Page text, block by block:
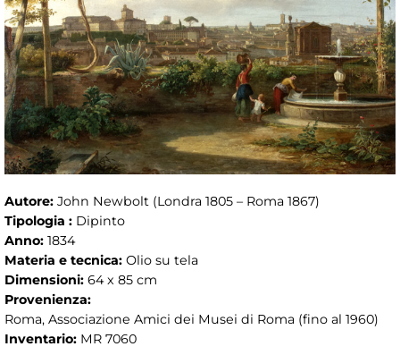
Autore: John Newbolt (Londra 1805 – Roma 1867)
Tipologia : Dipinto
Anno: 1834
Materia e tecnica: Olio su tela
Dimensioni: 64 x 85 cm
Provenienza:
Roma, Associazione Amici dei Musei di Roma (fino al 1960)
Inventario: MR 7060